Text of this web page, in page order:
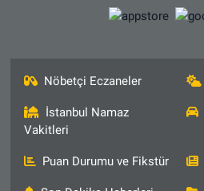
Nöbetçi Eczaneler
İstanbul Namaz
Vakitleri
Puan Durumu ve Fikstür